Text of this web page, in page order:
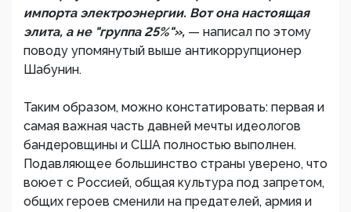
импорта электроэнергии. Вот она настоящая
элита, а не "группа 25%"», — написал по этому
поводу упомянутый выше антикоррупционер
Шабунин.
Таким образом, можно констатировать: первая и
самая важная часть давней мечты идеологов
бандеровщины и США полностью выполнен.
Подавляющее большинство страны уверено, что
воюет с Россией, общая культура под запретом,
общих героев сменили на предателей, армия и